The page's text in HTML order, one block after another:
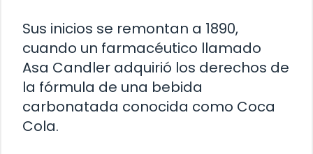
Sus inicios se remontan a 1890,
cuando un farmacéutico llamado
Asa Candler adquirió los derechos de
la fórmula de una bebida
carbonatada conocida como Coca
Cola.